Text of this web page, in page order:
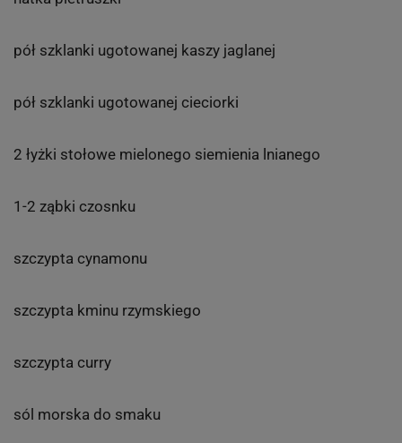
pół szklanki ugotowanej kaszy jaglanej
pół szklanki ugotowanej cieciorki
2 łyżki stołowe mielonego siemienia lnianego
1-2 ząbki czosnku
szczypta cynamonu
szczypta kminu rzymskiego
szczypta curry
sól morska do smaku